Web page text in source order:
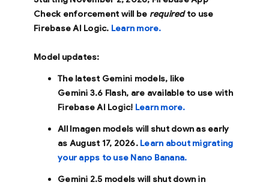
Check enforcement will be requiredto use
Firebase AI Logic. Learn more.
Model updates:
The latest Gemini models, like
Gemini 3.6 Flash, are available to use with
Firebase AI Logic! Learn more.
All Imagen models will shut down as early
as August 17, 2026. Learn about migrating
your apps to use Nano Banana.
Gemini 2.5 models will shut down in